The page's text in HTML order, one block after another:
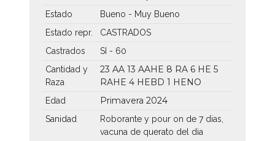
Estado
Bueno - Muy Bueno
Estado repr.
CASTRADOS
Castrados
SI - 60
Cantidad y
Raza
23 AA 13 AAHE 8 RA 6 HE 5
RAHE 4 HEBD 1 HENO
Edad Primavera 2024
Sanidad
Roborante y pour on de 7 dias,
vacuna de querato del dia